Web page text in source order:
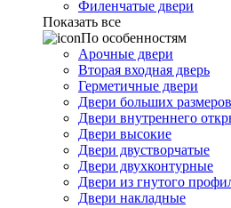
Филенчатые двери
Показать все
По особенностям
Арочные двери
Вторая входная дверь
Герметичные двери
Двери больших размеров
Двери внутреннего
Двери высокие
Двери двустворчатые
Двери двухконтурные
Двери из гнутого
Двери накладные